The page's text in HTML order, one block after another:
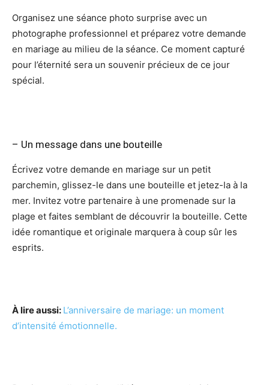
Organisez une séance photo surprise avec un
photographe professionnel et préparez votre demande
en mariage au milieu de la séance. Ce moment capturé
pour l’éternité sera un souvenir précieux de ce jour
spécial.
– Un message dans une bouteille
Écrivez votre demande en mariage sur un petit
parchemin, glissez-le dans une bouteille et jetez-la à la
mer. Invitez votre partenaire à une promenade sur la
plage et faites semblant de découvrir la bouteille. Cette
idée romantique et originale marquera à coup sûr les
esprits.
À lire aussi: L’anniversaire de mariage: un moment
d’intensité émotionnelle.